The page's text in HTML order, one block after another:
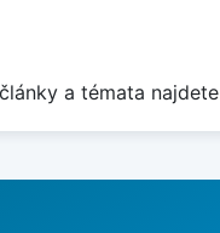
a témata najdete